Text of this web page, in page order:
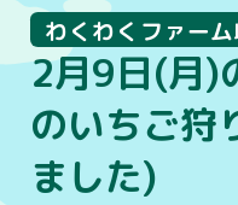
2月9日(月)
のいちご狩
ました)
わくわくファー